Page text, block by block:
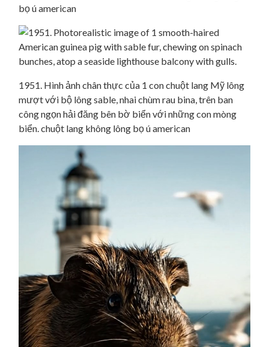
bọ ú american
1951. Hình ảnh chân thực của 1 con chuột lang Mỹ lông
mượt với bộ lông sable, nhai chùm rau bina, trên ban
công ngọn hải đăng bên bờ biển với những con mòng
biển. chuột lang không lông bọ ú american